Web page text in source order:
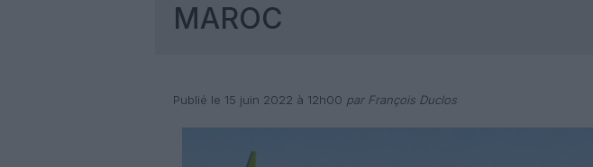
MAROC
Publié le 15 juin 2022 à 12h00 par François Duclos